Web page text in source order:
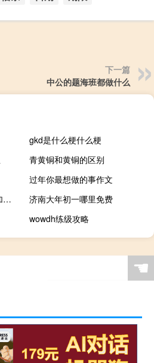
下一篇
中公的题海班都做什么
gkd是什么梗什么梗
青黄铜和黄铜的区别
过年你最想做的事作文
用人单位安排加班不支付加班费的法律后果（用人单位安排加班不支付加班费的 由劳动行政部门责令限期支付）
济南大年初一哪里免费
wowdh练级攻略
☚